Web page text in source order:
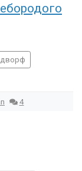
дворф
4